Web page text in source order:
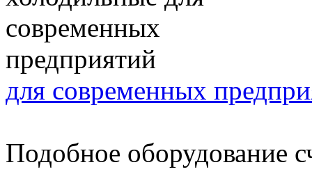
для современных
Подобное оборудование